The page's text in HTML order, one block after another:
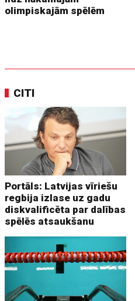
olimpiskajām spēlēm
CITI
Portāls: Latvijas vīriešu
regbija izlase uz gadu
diskvalificēta par dalības
spēlēs atsaukšanu